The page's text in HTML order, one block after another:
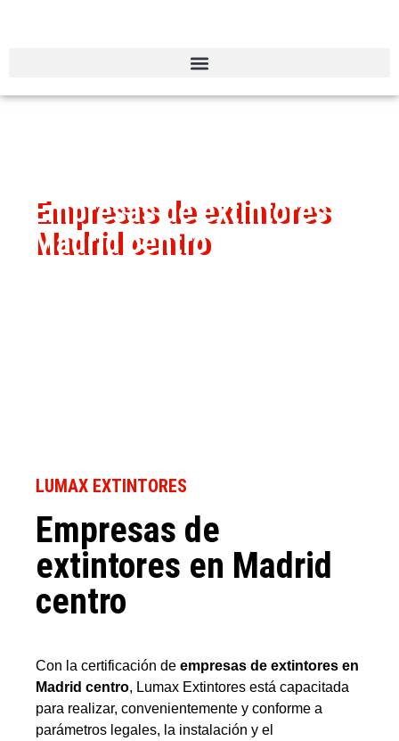
Empresas de extintores
Madrid centro
LUMAX EXTINTORES
Empresas de
extintores en Madrid
centro
Con la certificación de empresas de extintores en
Madrid centro, Lumax Extintores está capacitada
para realizar, convenientemente y conforme a
parámetros legales, la instalación y el